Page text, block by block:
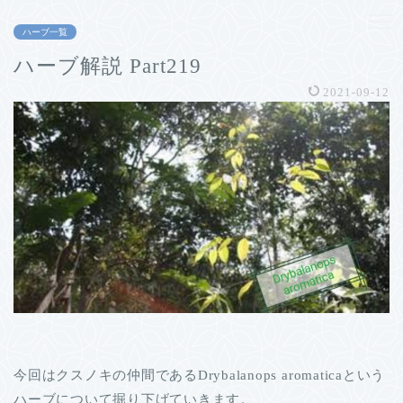
ハーブ一覧
ハーブ解説 Part219
2021-09-12
今回はクスノキの仲間であるDrybalanops aromaticaという
ハーブについて掘り下げていきます。